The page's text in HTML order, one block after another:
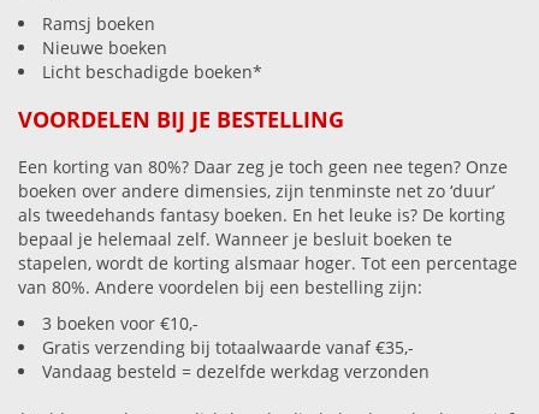
Ramsj boeken
Nieuwe boeken
Licht beschadigde boeken*
VOORDELEN BIJ JE BESTELLING
Een korting van 80%? Daar zeg je toch geen nee tegen? Onze
boeken over andere dimensies, zijn tenminste net zo ‘duur’
als tweedehands fantasy boeken. En het leuke is? De korting
bepaal je helemaal zelf. Wanneer je besluit boeken te
stapelen, wordt de korting alsmaar hoger. Tot een percentage
van 80%. Andere voordelen bij een bestelling zijn:
3 boeken voor €10,-
Gratis verzending bij totaalwaarde vanaf €35,-
Vandaag besteld = dezelfde werkdag verzonden